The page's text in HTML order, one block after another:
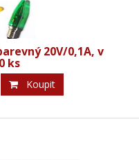
20V/0,1A, v
ks
Koupit